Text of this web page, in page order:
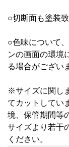
○切断面も塗装
○色味について
ンの画面の環境
る場合がござい
※サイズに関し
てカットしてい
境、保管期間等
サイズより若干
ください。